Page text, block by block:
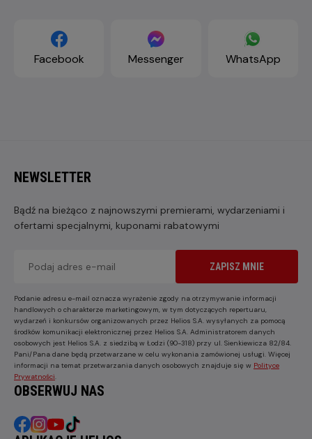
Facebook Messenger WhatsApp
NEWSLETTER
Bądź na bieżąco z najnowszymi premierami, wydarzeniami i
ofertami specjalnymi, kuponami rabatowymi
ZAPISZ MNIE
Podanie adresu e-mail oznacza wyrażenie zgody na otrzymywanie informacji
handlowych o charakterze marketingowym, w tym dotyczących repertuaru,
wydarzeń i konkursów organizowanych przez Helios S.A. wysyłanych za pomocą
środków komunikacji elektronicznej przez Helios S.A. Administratorem danych
osobowych jest Helios S.A. z siedzibą w Łodzi (90-318) przy ul. Sienkiewicza 82/84.
Pani/Pana dane będą przetwarzane w celu wykonania zamówionej usługi. Więcej
informacji na temat przetwarzania danych osobowych znajduje się w Polityce
Prywatności
OBSERWUJ NAS